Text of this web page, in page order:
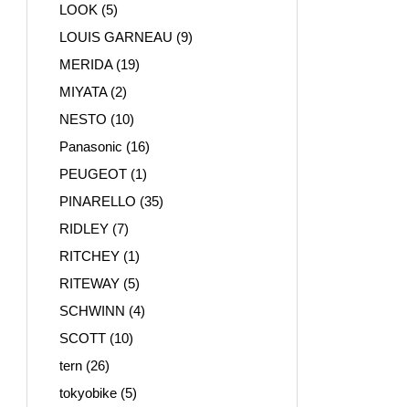
LOOK (5)
LOUIS GARNEAU (9)
MERIDA(19)
MIYATA(2)
NESTO (10)
Panasonic (16)
PEUGEOT (1)
PINARELLO (35)
RIDLEY (7)
RITCHEY (1)
RITEWAY (5)
SCHWINN (4)
SCOTT (10)
tern (26)
tokyobike (5)